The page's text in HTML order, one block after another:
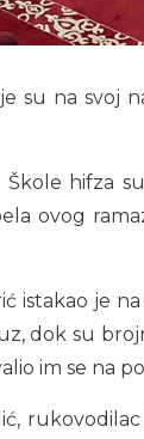
su na
hifza
ovog
istakao je
dok su
im se na